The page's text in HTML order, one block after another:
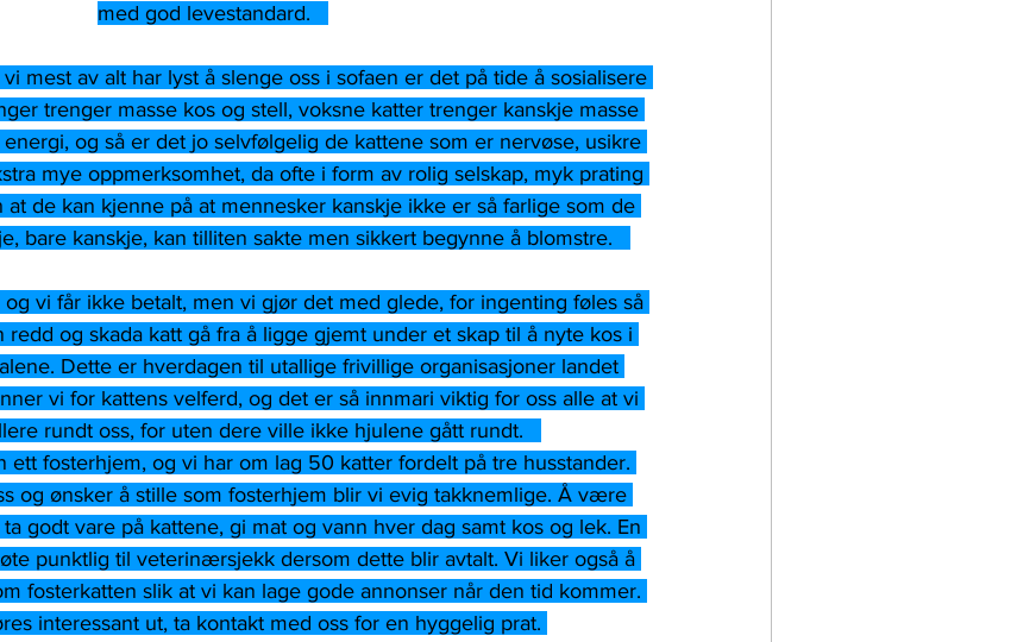
med god levestandard.
mest av alt har lyst å slenge oss i sofaen er det på tide å sosialisere
trenger masse kos og stell, voksne katter trenger kanskje masse
og så er det jo selvfølgelig de kattene som er nervøse, usikre
mye oppmerksomhet, da ofte i form av rolig selskap, myk prating
at de kan kjenne på at mennesker kanskje ikke er så farlige som de
bare kanskje, kan tilliten sakte men sikkert begynne å blomstre.
vi får ikke betalt, men vi gjør det med glede, for ingenting føles så
redd og skada katt gå fra å ligge gjemt under et skap til å nyte kos i
Dette er hverdagen til utallige frivillige organisasjoner landet
vi for kattens velferd, og det er så innmari viktig for oss alle at vi
rundt oss, for uten dere ville ikke hjulene gått rundt.
ett fosterhjem, og vi har om lag 50 katter fordelt på tre husstander.
og ønsker å stille som fosterhjem blir vi evig takknemlige. Å være
godt vare på kattene, gi mat og vann hver dag samt kos og lek. En
punktlig til veterinærsjekk dersom dette blir avtalt. Vi liker også å
fosterkatten slik at vi kan lage gode annonser når den tid kommer.
interessant ut, ta kontakt med oss for en hyggelig prat.